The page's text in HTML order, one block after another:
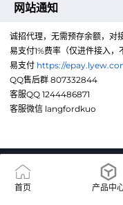
QQ售后群
豫ICP备2025157379号-1
首页 产品中
网站通知
诚招代理，无需预存余额，对
易支付1%费率（仅进件接入，
易支付 https://
QQ售后群 807332844
客服QQ 1244486871
客服微信 langfordkuo